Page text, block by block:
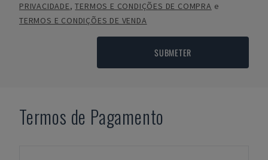
PRIVACIDADE,TERMOS E CONDIÇÕES DE COMPRA e
TERMOS E CONDIÇÕES DE VENDA
SUBMETER
Termos de Pagamento